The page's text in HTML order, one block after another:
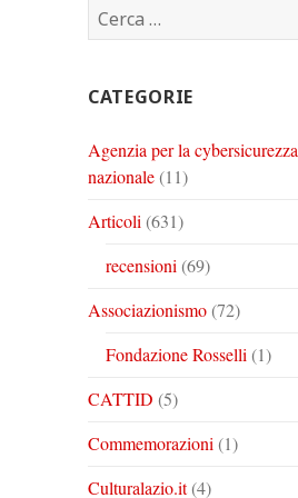
Corinto
su
Corinto
su
su
Ricerca
per:
CATEGORIE
Agenzia per la cybersicurezza
nazionale(11)
Articoli (631)
recensioni (69)
Associazionismo(72)
Fondazione Rosselli (1)
CATTID (5)
Commemorazioni (1)
Culturalazio.it(4)